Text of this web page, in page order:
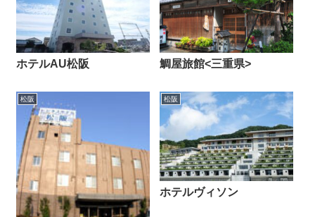
ホテルAU松阪 鯛屋旅館<三重県>
松阪 松阪
ホテルヴィソン